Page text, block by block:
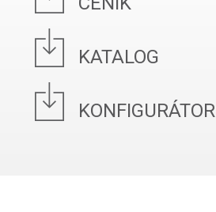
KATALOG
KONFIGURÁTOR